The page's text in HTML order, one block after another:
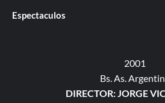
Espectaculos
2001
Bs. As.
DIRECTOR: JORGE